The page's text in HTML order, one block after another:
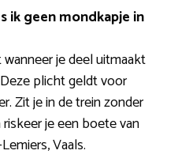
ik geen mondkapje in
je deel uitmaakt
plicht geldt voor
Zit je in de trein zonder
je een boete van
Vaals.